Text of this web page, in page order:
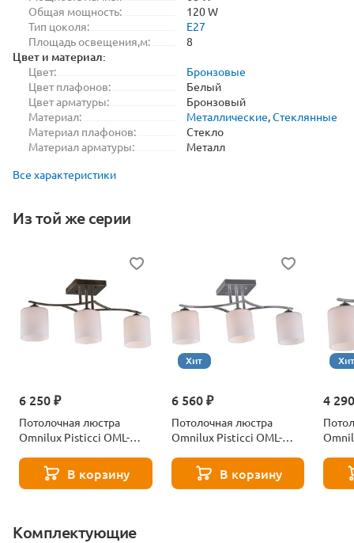
Общая мощность:
120 W
Тип цоколя:
E27
Площадь освещения,м:
8
Цвет и материал:
Цвет:
Бронзовые
Цвет плафонов:
Белый
Цвет арматуры:
Бронзовый
Материал:
Металлические,Стеклянные
Материал плафонов:
Стекло
Материал арматуры:
Металл
Все характеристики
Из той же серии
6 250 ₽
Потолочная люстра
Omnilux Pisticci OML-
В корзину
Хит
6 560 ₽
Потолочная люстра
Omnilux Pisticci OML-
В корзину
Хит
4
Комплектующие